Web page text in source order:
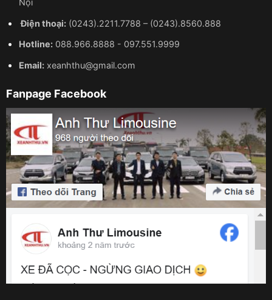
Nội
Điện thoại: (0243).2211.7788 – (0243).8560.888
Hotline: 088.966.8888 - 097.551.9999
Email:xeanhthu@gmail.com
Fanpage Facebook